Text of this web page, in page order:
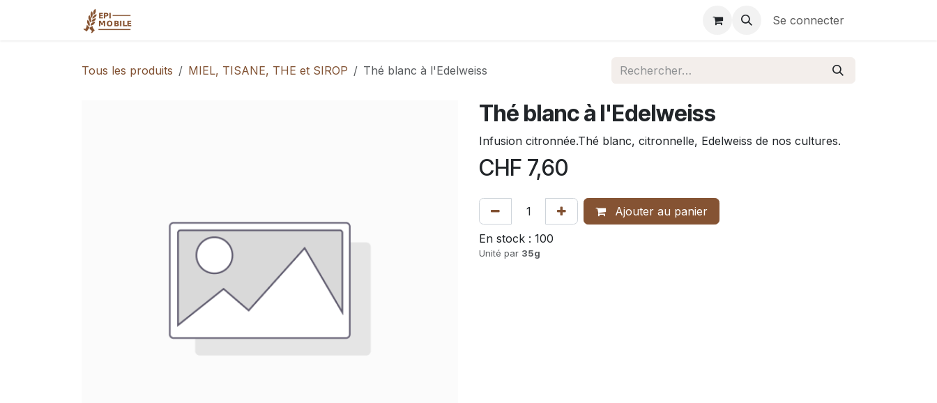
Se rendre au contenu
Se connecter
Tous les produits MIEL, TISANE, THE et SIROP Thé blanc à l'Edelweiss
Thé blanc à l'Edelweiss
Infusion citronnée.Thé blanc, citronnelle, Edelweiss de nos cultures.
CHF 7,60
Ajouter au panier
En stock : 100
Unité par 35g